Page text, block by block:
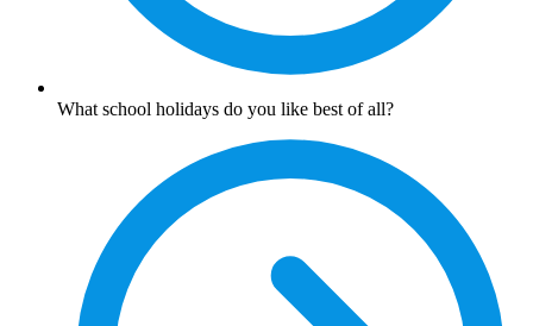
What school holidays do you like best of all?